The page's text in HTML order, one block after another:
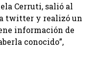
Cerruti, salió al
twitter y realizó un
información de
conocido”,